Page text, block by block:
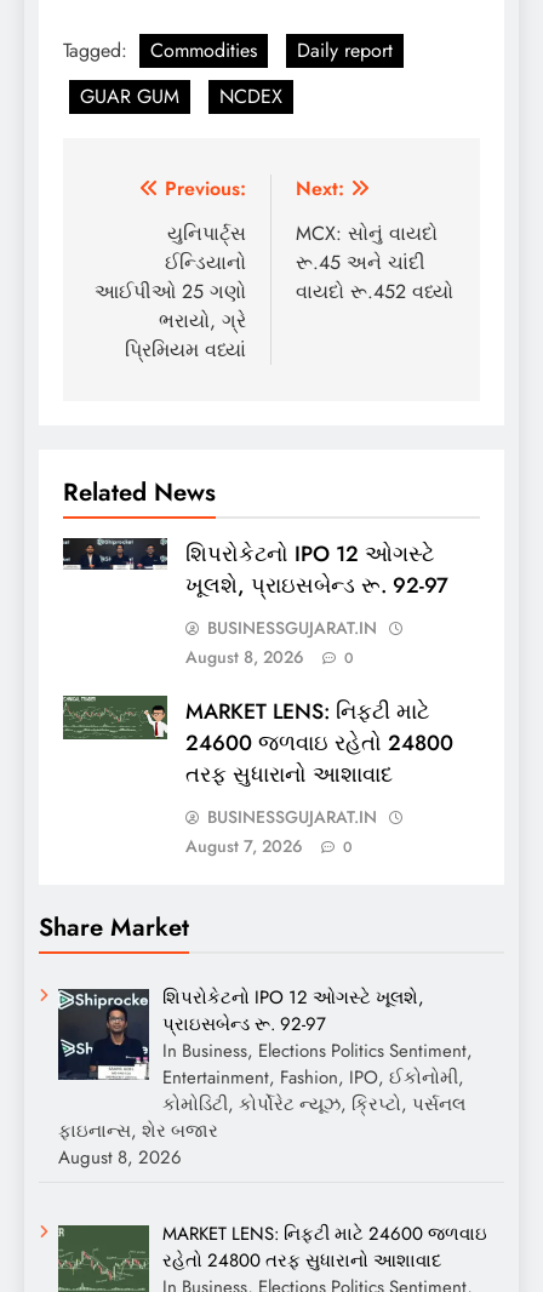
Tagged: Commodities
Daily report
GUAR GUM
NCDEX
Post
navigation
Previous:
યુનિપાર્ટ્સ
ઈન્ડિયાનો
આઈપીઓ 25 ગણો
ભરાયો, ગ્રે
પ્રિમિયમ વધ્યાં
Next:
MCX: સોનું વાયદો
રૂ.45 અને ચાંદી
વાયદો રૂ.452 વધ્યો
Related News
શિપરોકેટનો IPO 12 ઓગસ્ટે
ખૂલશે, પ્રાઇસબેન્ડ રૂ. 92-97
BUSINESSGUJARAT.IN
August 8, 2026
0
MARKET LENS: નિફ્ટી માટે
24600 જળવાઇ રહેતો 24800
તરફ સુધારાનો આશાવાદ
BUSINESSGUJARAT.IN
August 7, 2026
0
Share Market
શિપરોકેટનો IPO 12 ઓગસ્ટે ખૂલશે,
પ્રાઇસબેન્ડ રૂ. 92-97
In Business, Elections Politics Sentiment,
Entertainment, Fashion, IPO, ઈકોનોમી,
કોમોડિટી, કોર્પોરેટ ન્યૂઝ, ક્રિપ્ટો, પર્સનલ
ફાઇનાન્સ, શેર બજાર
August 8, 2026
MARKET LENS: નિફ્ટી માટે 24600 જળવાઇ
રહેતો 24800 તરફ સુધારાનો આશાવાદ